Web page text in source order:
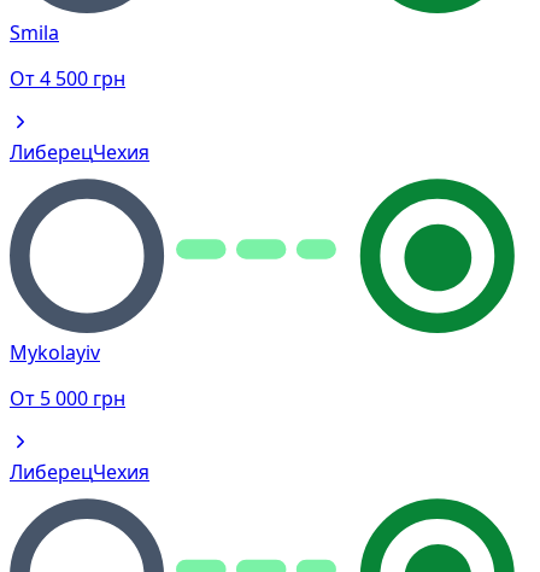
Smila
От4 500 грн
ЛиберецЧехия
Mykolayiv
От 5 000 грн
ЛиберецЧехия